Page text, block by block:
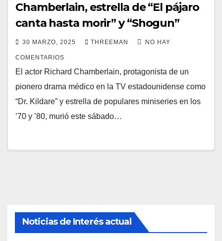
Chamberlain, estrella de “El pájaro
canta hasta morir” y “Shogun”
30 MARZO, 2025 THREEMAN NO HAY
COMENTARIOS
El actor Richard Chamberlain, protagonista de un
pionero drama médico en la TV estadounidense como
“Dr. Kildare” y estrella de populares miniseries en los
’70 y ’80, murió este sábado…
Noticias de Interés actual